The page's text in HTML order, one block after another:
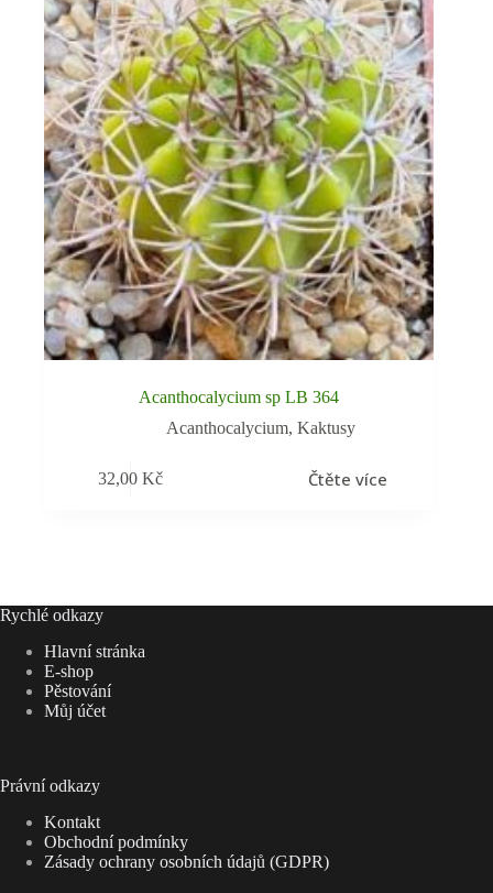
Acanthocalycium sp LB 364
Acanthocalycium,Kaktusy
32,00Kč Čtěte více
Rychlé odkazy
Hlavní stránka
E-shop
Pěstování
Můj účet
Právní odkazy
Kontakt
Obchodní podmínky
Zásady ochrany osobních údajů (GDPR)